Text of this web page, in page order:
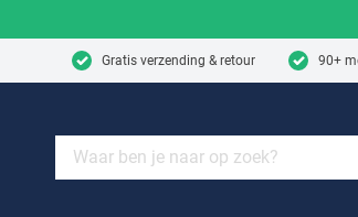
Gratis verzending & retour 90+